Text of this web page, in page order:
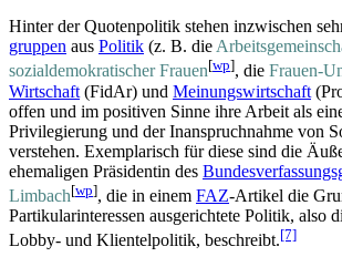
Hinter der Quotenpolitik stehen inzwischen
gruppen aus Politik (z. B. die
sozialdemokratischer Frauen[wp], die Frauen-
Wirtschaft (FidAr) und Meinungswirtschaft
offen und im positiven Sinne ihre Arbeit als
Privilegierung und der Inanspruch­nahme von
verstehen. Exemplarisch für diese sind die
ehemaligen Präsidentin des
Limbach[wp], die in einem FAZ-Artikel die
Partikular­interessen ausgerichtete Politik, also
Lobby- und Klientel­politik, beschreibt.[7]